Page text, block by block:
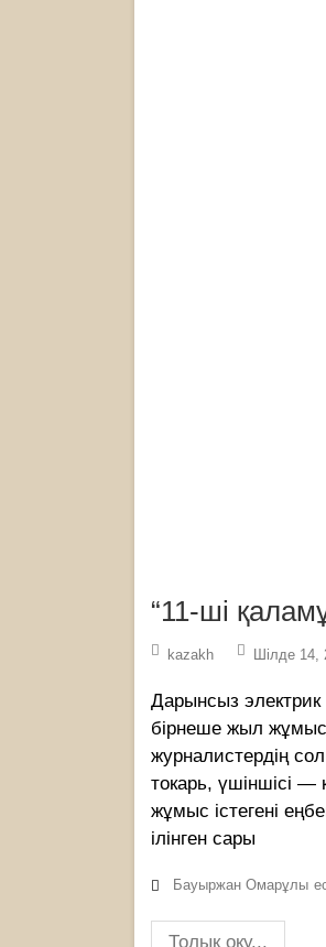
“11-ші
kazakh Шілде 14,
Дарынсыз электрик
бірнеше жыл
журналистердің
токарь, үшіншісі —
жұмыс істегені
ілінген сары
Бауыржан Омарұлы
Толық оқу...